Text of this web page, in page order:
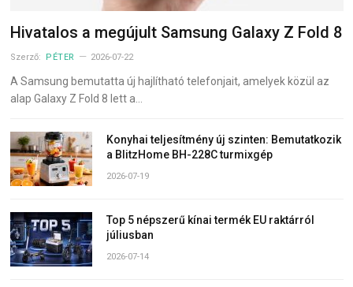
Hivatalos a megújult Samsung Galaxy Z Fold 8
Szerző: PÉTER 2026-07-22
A Samsung bemutatta új hajlítható telefonjait, amelyek közül az
alap Galaxy Z Fold 8 lett a…
Konyhai teljesítmény új szinten: Bemutatkozik
a BlitzHome BH-228C turmixgép
2026-07-19
Top 5 népszerű kínai termék EU raktárról
júliusban
2026-07-14